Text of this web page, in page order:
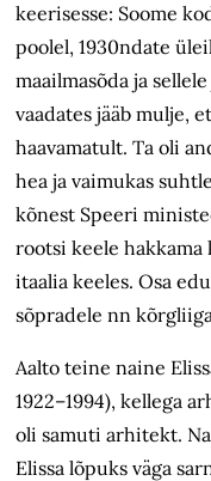
keerisesse: Soome
poolel, 1930ndate
maailmasõda ja
vaadates jääb mulje,
haavamatult. Ta oli
hea ja vaimukas
kõnest Speeri
rootsi keele hakkama
itaalia keeles. Osa
sõpradele nn
Aalto teine naine
1922–1994), kellega
oli samuti arhitekt.
Elissa lõpuks väga